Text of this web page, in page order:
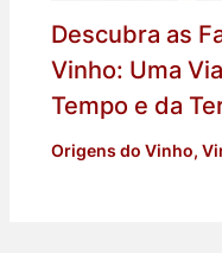
Descubra as
Vinho: Uma
Tempo e da
Origens do Vinho,